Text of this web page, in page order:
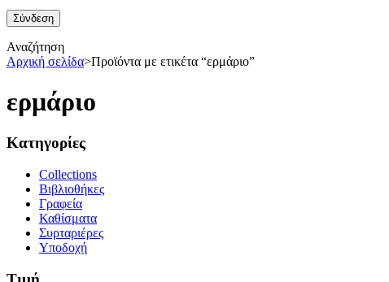
Αναζήτηση
Αρχική σελίδα>Προϊόντα με ετικέτα “ερμάριο”
ερμάριο
Κατηγορίες
Collections
Βιβλιοθήκες
Γραφεία
Καθίσματα
Συρταριέρες
Υποδοχή